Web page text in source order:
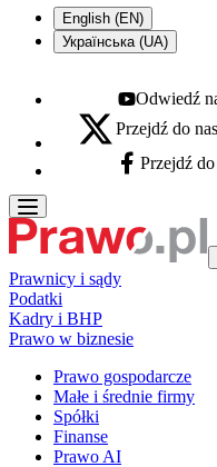
English (EN)
Українська (UA)
Youtube - otwiera
Odwiedź
X - otwiera się w nowej
Przejdź do
Facebook -
Przejdź
Prawnicy i sądy
Podatki
Kadry i BHP
Prawo w biznesie
Prawo gospodarcze
Małe i średnie firmy
Spółki
Finanse
Prawo AI